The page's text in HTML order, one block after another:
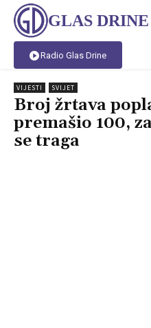
GLAS DRINE
Radio Glas Drine
VIJESTI SVIJET
Broj žrtava
premašio 100,
se traga